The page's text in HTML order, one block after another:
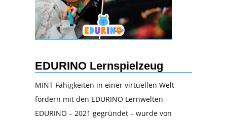
EDURINO Lernspielzeug
MINT Fähigkeiten in einer virtuellen Welt
fördern mit den EDURINO Lernwelten
EDURINO – 2021 gegründet – wurde von